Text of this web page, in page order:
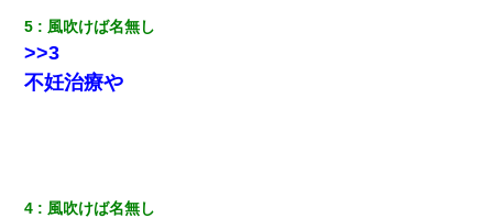
5 風吹けば名無し
>>3
不妊治療や
4 風吹けば名無し